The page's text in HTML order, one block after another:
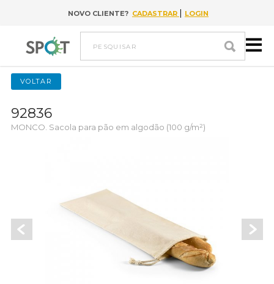
Ir para conteúdo
NOVO CLIENTE? CADASTRAR | LOGIN
pesquisar
VOLTAR
92836
MONCO. Sacola para pão em algodão (100 g/m²)